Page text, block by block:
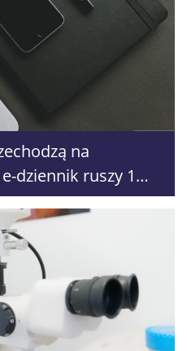
na
dziennik ruszy 18